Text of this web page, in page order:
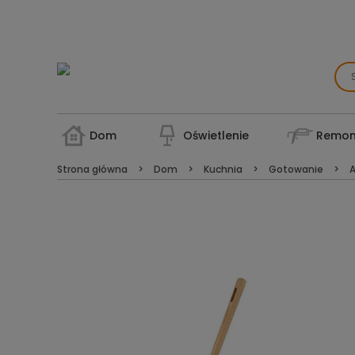
Dom Oświetlenie
Strona główna Dom Kuchnia Gotowanie